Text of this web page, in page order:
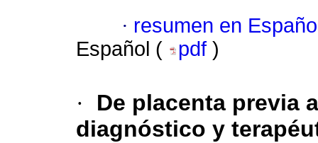
· resumen en
Español (
pdf )
·
De placenta previa
diagnóstico y